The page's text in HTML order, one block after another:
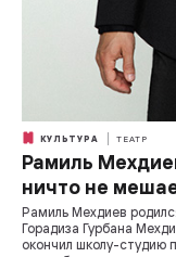
КУЛЬТУРА ТЕАТР
Рамиль
ничто не
Рамиль Мехдиев
Горадиза Гурбана
окончил школу-студию